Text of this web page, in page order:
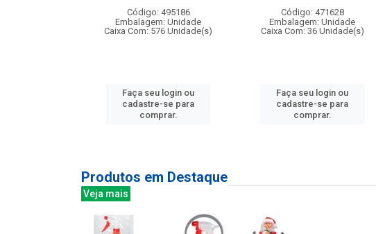
Código: 495186
Embalagem: Unidade
Caixa Com: 576 Unidade(s)
Faça seu login ou
cadastre-se para
comprar.
Código: 471628
Embalagem: Unidade
Caixa Com: 36 Unidade(s)
Faça seu login ou
cadastre-se para
comprar.
Produtos em Destaque
Veja mais